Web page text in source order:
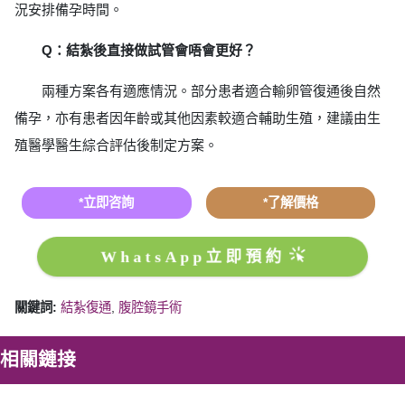
況安排備孕時間。
Q：結紮後直接做試管會唔會更好？
兩種方案各有適應情況。部分患者適合輸卵管復通後自然
備孕，亦有患者因年齡或其他因素較適合輔助生殖，建議由生
殖醫學醫生綜合評估後制定方案。
*立即咨詢 *了解價格
WhatsApp立即預約
關鍵詞: 結紮復通 腹腔鏡手術
相關鏈接